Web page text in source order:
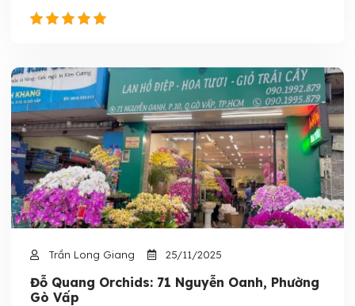
Trần Long Giang 25/11/2025
Đỗ Quang Orchids: 71 Nguyễn Oanh, Phường
Gò Vấp